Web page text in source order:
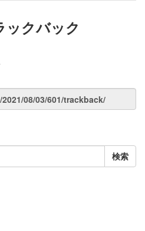
ックバック